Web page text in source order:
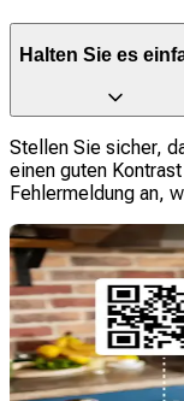
Halten Sie es
Stellen Sie sicher,
einen guten
Fehlermeldung an,